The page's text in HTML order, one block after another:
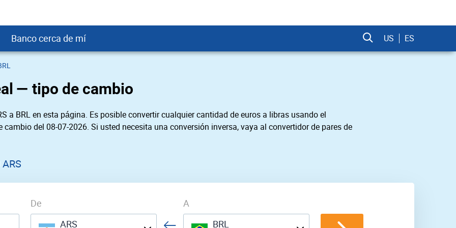
crediticio
Banco cerca de mí
de Mí
Cerca de Mí
Cerca de Mí
de Mí
Cerca de Mí
US ES
— tipo de cambio
a BRL en esta página. Es posible convertir cualquier cantidad de euros a libras usando el
del 08-07-2026. Si usted necesita una conversión inversa, vaya al convertidor de pares de
De
ARS
A
BRL